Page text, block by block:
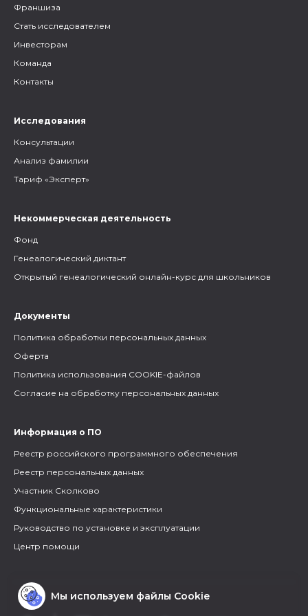
Франшиза
Стать исследователем
Инвесторам
Команда
Контакты
Исследования
Консультации
Анализ фамилии
Тариф «Эксперт»
Некоммерческая деятельность
Фонд
Генеалогический диктант
Открытый генеалогический онлайн-курс для школьников
Документы
Политика обработки персональных данных
Оферта
Политика использования COOKIE-файлов
Согласие на обработку персональных данных
Информация о ПО
Реестр российского программного обеспечения
Реестр персональных данных
Участник Сколково
Функциональные характеристики
Руководство по установке и эксплуатации
Центр помощи
Мы используем файлы Cookie